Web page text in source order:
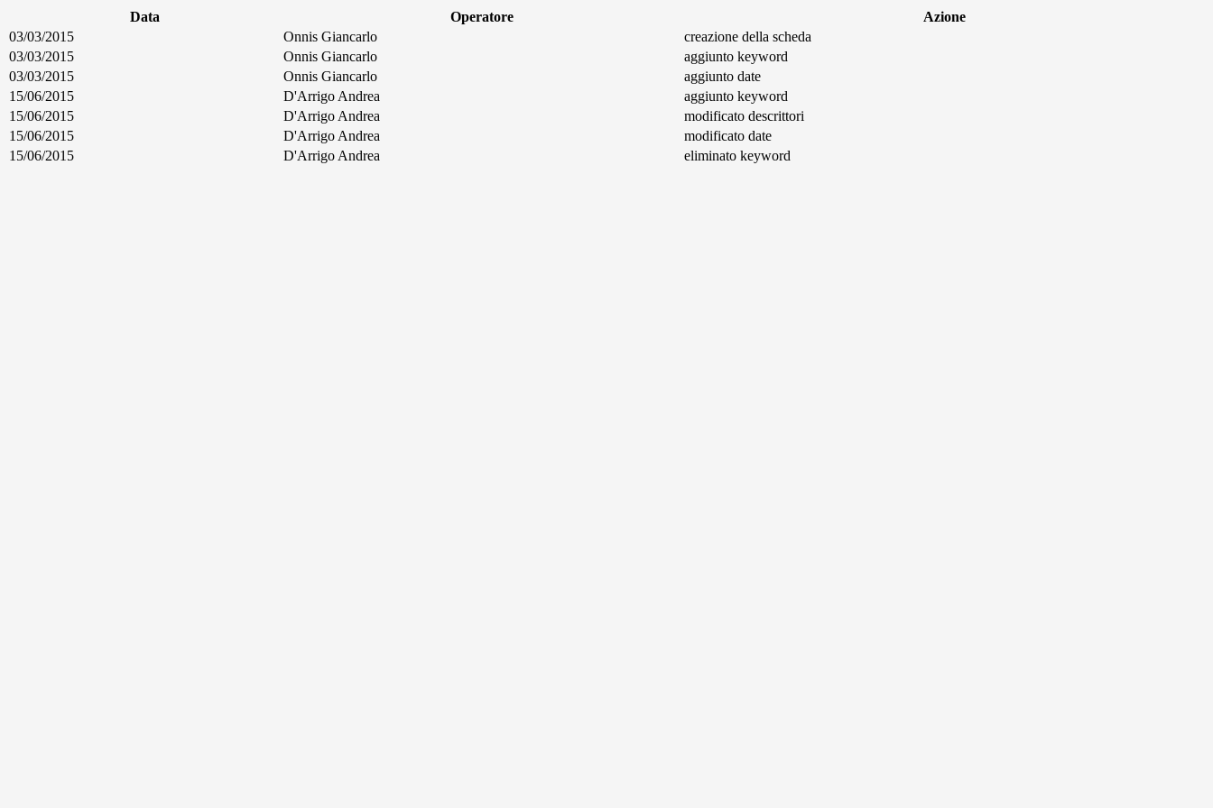
Data Operatore
Azione
03/03/2015
Onnis Giancarlo
creazione della scheda
03/03/2015
Onnis Giancarlo
aggiunto keyword
03/03/2015
Onnis Giancarlo
aggiunto date
15/06/2015
D'Arrigo Andrea
aggiunto keyword
15/06/2015
D'Arrigo Andrea
modificato descrittori
15/06/2015
D'Arrigo Andrea
modificato date
15/06/2015
D'Arrigo Andrea eliminato keyword